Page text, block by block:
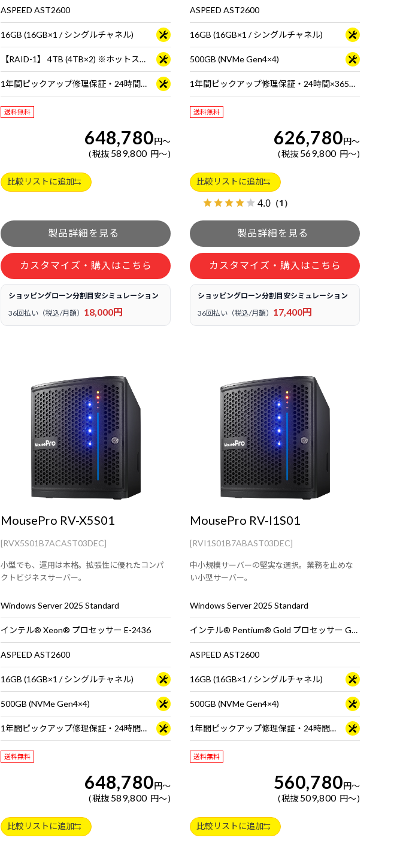
ASPEED AST2600
16GB (16GB×1 / シングルチャネル)
【RAID-1】 4TB (4TB×2) ※ホットスワップ対応
1年間ピックアップ修理保証・24時間×365日電話サポート
送料無料
648,780円～
税抜 589,800 円～
比較リストに追加
カスタマイズ・購入はこちら
ショッピングローン分割目安シミュレーション
36回払い（税込/月額） 18,000円
ASPEED AST2600
16GB (16GB×1 / シングルチャネル)
500GB (NVMe Gen4×4)
1年間ピックアップ修理保証・24時間×365日電話サポート
送料無料
626,780円～
税抜 569,800 円～
比較リストに追加
4.0 （1）
カスタマイズ・購入はこちら
ショッピングローン分割目安シミュレーション
36回払い（税込/月額） 17,400円
MousePro RV-X5S01
[RVX5S01B7ACAST03DEC]
小型でも、運用は本格。拡張性に優れたコンパ
クトビジネスサーバー。
Windows Server 2025 Standard
インテル® Xeon® プロセッサー E-2436
ASPEED AST2600
16GB (16GB×1 / シングルチャネル)
500GB (NVMe Gen4×4)
1年間ピックアップ修理保証・24時間×365日電話サポート
送料無料
648,780円～
税抜 589,800 円～
比較リストに追加
MousePro RV-I1S01
[RVI1S01B7ABAST03DEC]
中小規模サーバーの堅実な選択。業務を止めな
い小型サーバー。
Windows Server 2025 Standard
インテル® Pentium® Gold プロセッサー G7400
ASPEED AST2600
16GB (16GB×1 / シングルチャネル)
500GB (NVMe Gen4×4)
1年間ピックアップ修理保証・24時間×365日電話サポート
送料無料
560,780円～
税抜 509,800 円～
比較リストに追加